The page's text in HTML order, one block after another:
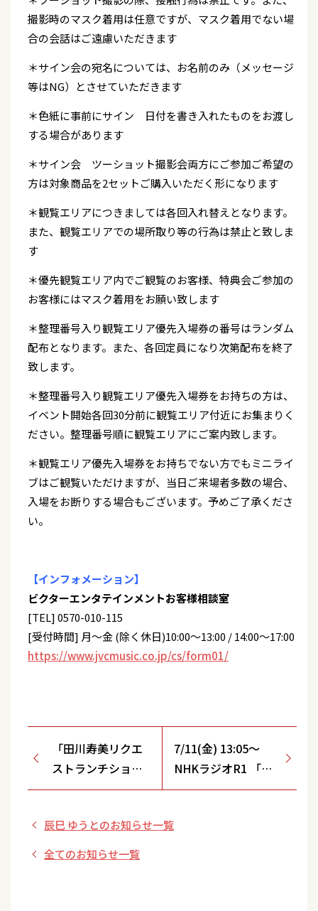
撮影時のマスク着用は任意ですが、マスク着用でない場
合の会話はご遠慮いただきます
＊サイン会の宛名については、お名前のみ（メッセージ
等はNG）とさせていただきます
＊色紙に事前にサイン 日付を書き入れたものをお渡し
する場合があります
＊サイン会 ツーショット撮影会両方にご参加ご希望の
方は対象商品を2セットご購入いただく形になります
＊観覧エリアにつきましては各回入れ替えとなります。
また、観覧エリアでの場所取り等の行為は禁止と致しま
す
＊優先観覧エリア内でご観覧のお客様、特典会ご参加の
お客様にはマスク着用をお願い致します
＊整理番号入り観覧エリア優先入場券の番号はランダム
配布となります。また、各回定員になり次第配布を終了
致します。
＊整理番号入り観覧エリア優先入場券をお持ちの方は、
イベント開始各回30分前に観覧エリア付近にお集まりく
ださい。整理番号順に観覧エリアにご案内致します。
＊観覧エリア優先入場券をお持ちでない方でもミニライ
ブはご観覧いただけますが、当日ご来場者多数の場合、
入場をお断りする場合もございます。予めご了承くださ
い。
【インフォメーション】
ビクターエンタテインメントお客様相談室
[TEL] 0570-010-115
[受付時間] 月～金 (除く休日)10:00～13:00 / 14:00～17:00
https://www.jvcmusic.co.jp/cs/form01/
「田川寿美リクエ
ストランチショー
2025」開催のお知
7/11(金) 13:05〜
NHKラジオR1 「ま
んまる」出演
辰巳 ゆうとのお知らせ一覧
全てのお知らせ一覧